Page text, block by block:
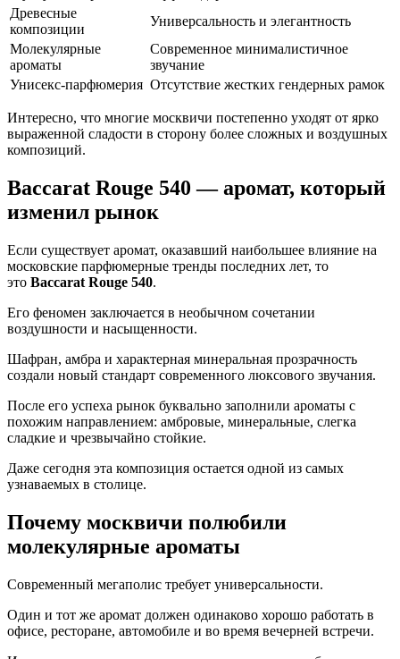
Древесные
композиции
Универсальность и элегантность
Молекулярные
ароматы
Современное минималистичное
звучание
Унисекс-парфюмерия Отсутствие жестких гендерных рамок
Интересно, что многие москвичи постепенно уходят от ярко
выраженной сладости в сторону более сложных и воздушных
композиций.
Baccarat Rouge 540 — аромат, который
изменил рынок
Если существует аромат, оказавший наибольшее влияние на
московские парфюмерные тренды последних лет, то
это Baccarat Rouge 540.
Его феномен заключается в необычном сочетании
воздушности и насыщенности.
Шафран, амбра и характерная минеральная прозрачность
создали новый стандарт современного люксового звучания.
После его успеха рынок буквально заполнили ароматы с
похожим направлением: амбровые, минеральные, слегка
сладкие и чрезвычайно стойкие.
Даже сегодня эта композиция остается одной из самых
узнаваемых в столице.
Почему москвичи полюбили
молекулярные ароматы
Современный мегаполис требует универсальности.
Один и тот же аромат должен одинаково хорошо работать в
офисе, ресторане, автомобиле и во время вечерней встречи.